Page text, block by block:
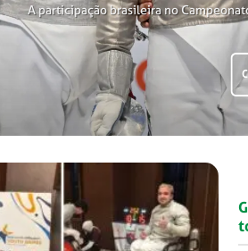
A participação brasileira no